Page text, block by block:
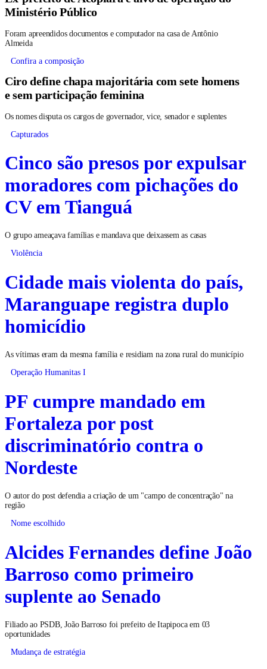
Ministério Público
Foram apreendidos documentos e computador na casa de Antônio
Almeida
Confira a composição
Ciro define chapa majoritária com sete homens
e sem participação feminina
Os nomes disputa os cargos de governador, vice, senador e suplentes
Capturados
Cinco são presos por expulsar
moradores com pichações do
CV em Tianguá
O grupo ameaçava famílias e mandava que deixassem as casas
Violência
Cidade mais violenta do país,
Maranguape registra duplo
homicídio
As vítimas eram da mesma família e residiam na zona rural do município
Operação Humanitas I
PF cumpre mandado em
Fortaleza por post
discriminatório contra o
Nordeste
O autor do post defendia a criação de um "campo de concentração" na
região
Nome escolhido
Alcides Fernandes define João
Barroso como primeiro
suplente ao Senado
Filiado ao PSDB, João Barroso foi prefeito de Itapipoca em 03
oportunidades
Mudança de estratégia